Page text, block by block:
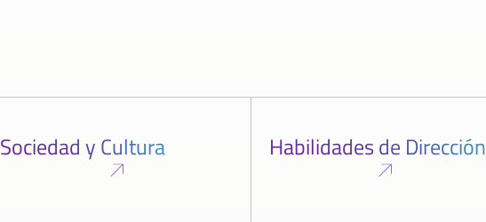
Sociedad y Cultura Habilidades de Dirección